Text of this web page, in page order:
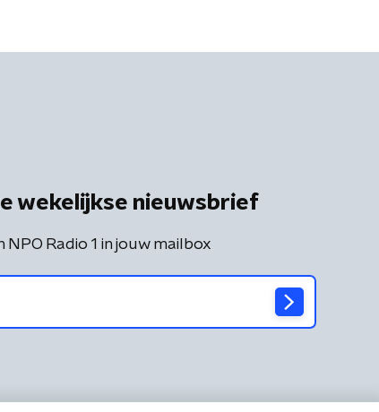
wekelijkse nieuwsbrief
Radio 1 in jouw mailbox